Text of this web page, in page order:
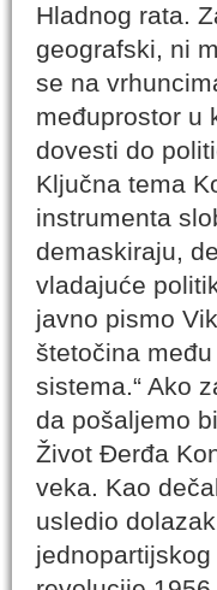
Hladnog rata.
geografski, ni
se na
međuprostor u
dovesti do
Ključna tema
instrumenta
demaskiraju,
vladajuće
javno pismo
štetočina
sistema.“ Ako
da pošaljemo
Život Đerđa
veka. Kao
usledio